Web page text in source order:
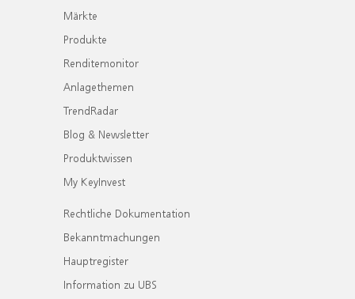
Märkte
Produkte
Renditemonitor
Anlagethemen
TrendRadar
Blog & Newsletter
Produktwissen
My KeyInvest
Rechtliche Dokumentation
Bekanntmachungen
Hauptregister
Information zu UBS